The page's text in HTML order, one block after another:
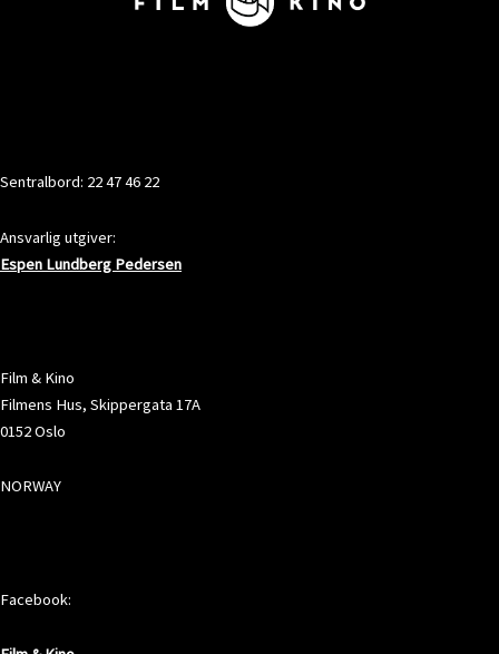
Sentralbord: 22 47 46 22
Ansvarlig utgiver:
Espen Lundberg Pedersen
Film & Kino
Filmens Hus, Skippergata 17A
0152 Oslo
NORWAY
Facebook: